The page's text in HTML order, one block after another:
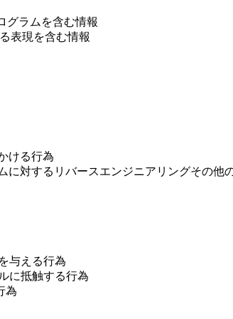
ラムを含む情報
表現を含む情報
ける行為
対するリバースエンジニアリングその他
与える行為
に抵触する行為
為